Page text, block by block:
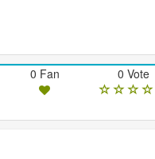
0 Fan 0 Vote